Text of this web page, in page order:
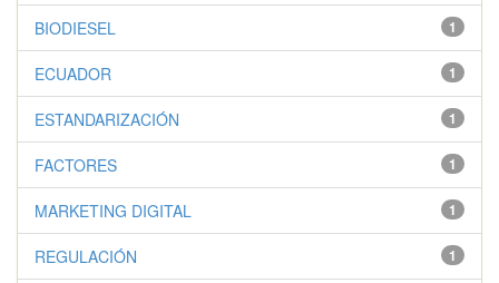
1
BIODIESEL
1
ECUADOR
1
ESTANDARIZACIÓN
1
FACTORES
1
MARKETING DIGITAL
1
REGULACIÓN